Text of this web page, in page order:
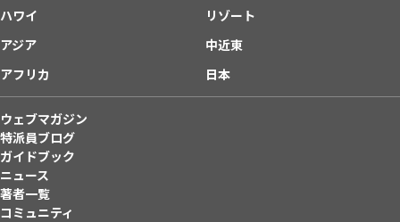
ハワイ
リゾート
アジア
中近東
アフリカ
日本
ウェブマガジン
特派員ブログ
ガイドブック
ニュース
著者一覧
コミュニティ